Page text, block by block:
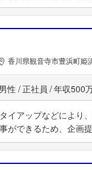
香川県観音寺市豊浜町姫
性 正社員 年収500
イアップなどにより
ができるため、企画